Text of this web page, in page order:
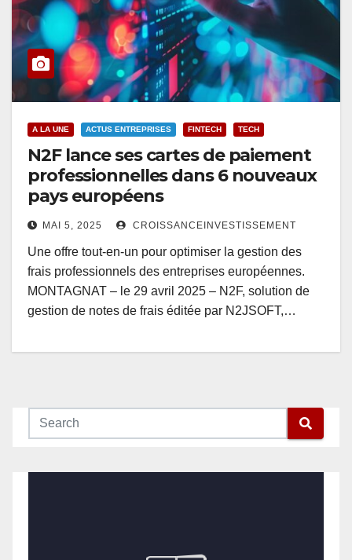
A LA UNE ACTUS ENTREPRISES FINTECH TECH
N2F lance ses cartes de paiement
professionnelles dans 6 nouveaux
pays européens
MAI 5, 2025 CROISSANCEINVESTISSEMENT
Une offre tout-en-un pour optimiser la gestion des
frais professionnels des entreprises européennes.
MONTAGNAT – le 29 avril 2025 – N2F, solution de
gestion de notes de frais éditée par N2JSOFT,…